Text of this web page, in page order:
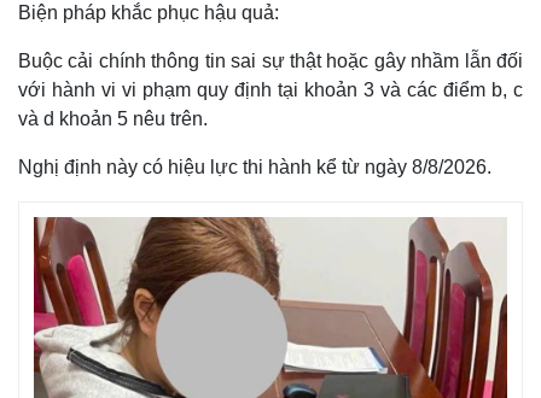
Biện pháp khắc phục hậu quả:
Buộc cải chính thông tin sai sự thật hoặc gây nhầm lẫn đối
với hành vi vi phạm quy định tại khoản 3 và các điểm b, c
và d khoản 5 nêu trên.
Nghị định này có hiệu lực thi hành kể từ ngày 8/8/2026.